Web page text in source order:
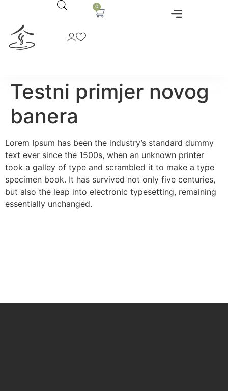
0
Testni primjer novog
banera
Lorem Ipsum has been the industry’s standard dummy
text ever since the 1500s, when an unknown printer
took a galley of type and scrambled it to make a type
specimen book. It has survived not only five centuries,
but also the leap into electronic typesetting, remaining
essentially unchanged.